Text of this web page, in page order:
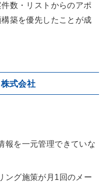
数・リストからのアポ
築を優先したことが成
式会社
報を一元管理できていな
ング施策が月1回のメー